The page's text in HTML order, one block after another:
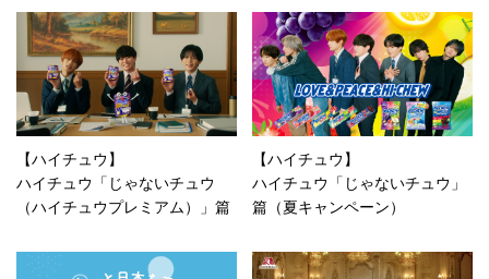
【ハイチュウ】
ハイチュウ「じゃないチュウ
（ハイチュウプレミアム）」篇
【ハイチュウ】
ハイチュウ「じゃないチュウ」
篇（夏キャンペーン）